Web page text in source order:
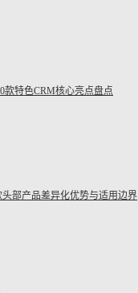
款特色CRM核心亮点盘点
头部产品差异化优势与适用边界